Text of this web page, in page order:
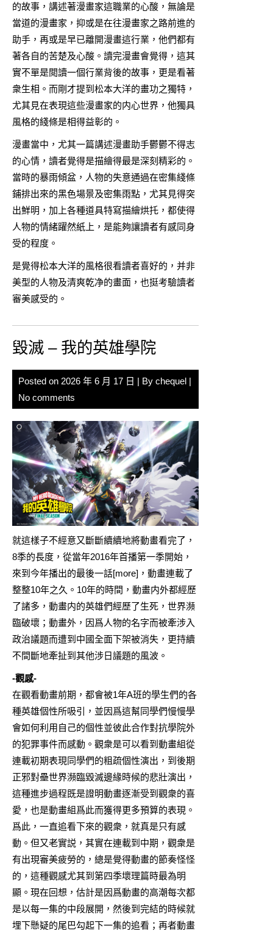
的故事，講述著漫畫家這職業的心酸，無論是
當道的漫畫家，抑或是在往漫畫家之路前進的
助手，再或是早已離開漫畫這行業，他們都有
著各自的苦楚及心酸。讀完漫畫會覺得，這其
實不單是閲讀一個行業背後的故事，更是看著
衆生相。而剛才提到松本大洋的畫功之獨特，
尤其見在表現這些漫畫家的内心世界，他獨具
風格的綫條是相得益彰的。
漫畫當中，尤其一篇講述漫畫助手鬱鬱不得志
的心情，讀者覺得是描繪得最是深刻精彩的。
當時的暴雨傾盆，人物的失意通過在密集綫條
鋪排出來的黑色場景及密集雨點，尤其見得突
出鮮明，加上各種道具特寫描繪烘托，都使得
人物的情緒躍然紙上，是能夠讓讀者有感同身
受的程度。
是覺得松本大洋的風格很看讀者喜好的，并非
美型的人物及清爽乾净的畫面，也挺考驗讀者
審美感受的。
毀滅 – 我的英雄學院
Posted on 2026 年 6 月 17 日 | By chequel |
No comments
就這樣子不經意又斷斷續續地將動畫看完了，
8季的長度，從當年2016年首播第一季開始，
來到今年播出的最後一話[more]，動畫連載了
整整10年之久。10年的時間，動畫内外都經歷
了諸多，動畫内的英雄們經歷了生死，世界瀕
臨破壞；動畫外，因爲人物的名字而被牽涉入
政治議題而遭到中國全面下架被消失，更持續
不間斷地牽扯到其他涉日議題的風波。
-觀感-
在觀看動畫前期，都會被1年A班的學生們的各
種英雄個性所吸引，並因爲這幫同學們慢慢學
會如何利用自己的個性並彼此合作對抗學院外
的犯罪事件而感動。觀衆是可以看到動畫組從
連載初期表現同學們的粗疏個性演出，到後期
正邪對壘世界瀕臨毀滅邊緣時候的悲壯演出，
這種進步過程既是證明動畫逐漸受到觀衆的喜
愛，也是動畫組爲此而獲得更多預算的表現。
爲此，一直追看下來的觀衆，就真是只有感
動。但又老實説，其實在連載到中期，觀衆是
有出現審美疲勞的，總是覺得動畫的節奏怪怪
的，這種觀感尤其到第四季壞理篇時最為明
顯。現在回想，估計是因爲動畫的高潮每次都
是以每一集的中段展開，然後到完結的時候就
埋下懸疑的尾巴勾起下一集的追看；再者動畫